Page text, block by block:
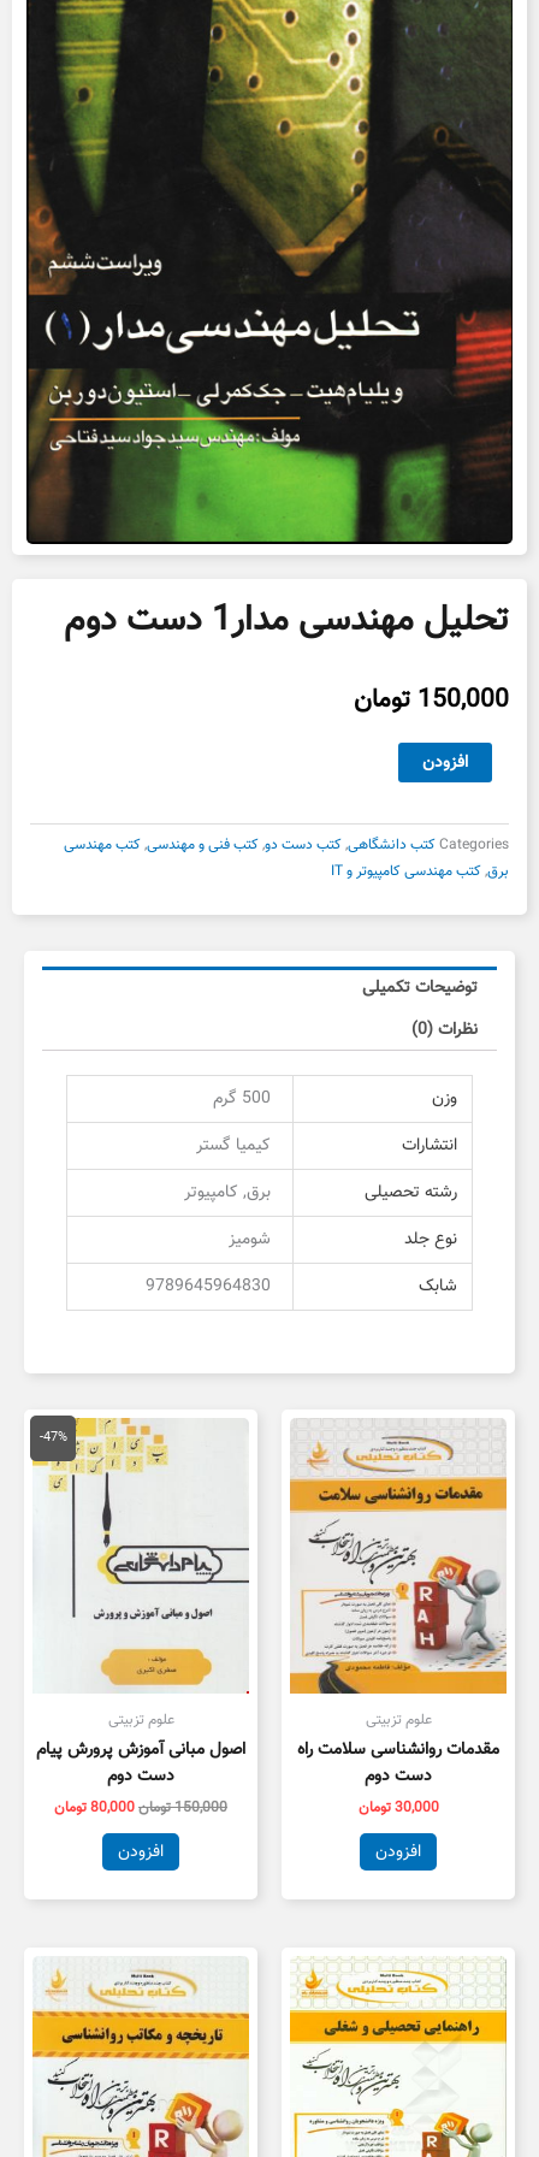
تحلیل مهندسی مدار1 دست دوم
150,000 تومان
مهندسی
دست
عدد
افزودن
Categoriesکتب دانشگاهی,کتب دست دو,کتب فنی و مهندسی,کتب مهندسی
برق,کتب مهندسی کامپیوتر و IT
توضیحات تکمیلی
نظرات (0)
وزن
500 گرم
انتشارات
کیمیا گستر
رشته تحصیلی
برق, کامپیوتر
نوع جلد
شومیز
شابک
9789645964830
علوم تزبیتی
مقدمات روانشناسی سلامت راه
دست دوم
30,000تومان
افزودن
-47%
علوم تزبیتی
اصول مبانی آموزش پرورش پیام
دست دوم
150,000تومان
قیمت
اصلی
150,000 تومان
بود.
80,000تومان
قیمت
فعلی
است.
افزودن